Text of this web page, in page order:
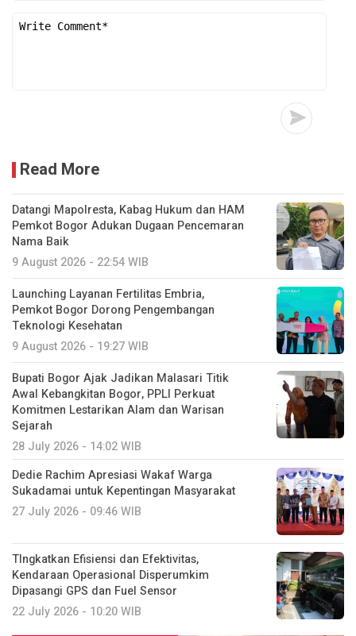
Read More
Datangi Mapolresta, Kabag Hukum dan HAM
Pemkot Bogor Adukan Dugaan Pencemaran
Nama Baik
9 August 2026 - 22:54 WIB
Launching Layanan Fertilitas Embria,
Pemkot Bogor Dorong Pengembangan
Teknologi Kesehatan
9 August 2026 - 19:27 WIB
Bupati Bogor Ajak Jadikan Malasari Titik
Awal Kebangkitan Bogor, PPLI Perkuat
Komitmen Lestarikan Alam dan Warisan
Sejarah
28 July 2026 - 14:02 WIB
Dedie Rachim Apresiasi Wakaf Warga
Sukadamai untuk Kepentingan Masyarakat
27 July 2026 - 09:46 WIB
TIngkatkan Efisiensi dan Efektivitas,
Kendaraan Operasional Disperumkim
Dipasangi GPS dan Fuel Sensor
22 July 2026 - 10:20 WIB